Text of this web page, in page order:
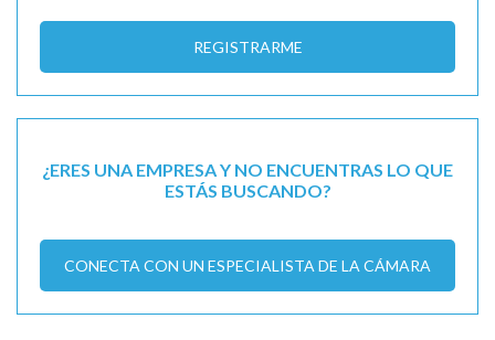
REGISTRARME
¿ERES UNA EMPRESA Y NO ENCUENTRAS LO QUE
ESTÁS BUSCANDO?
CONECTA CON UN ESPECIALISTA DE LA CÁMARA